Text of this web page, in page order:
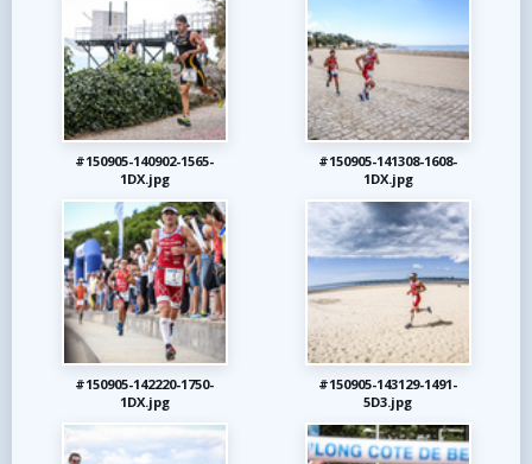
#150905-140902-1565-
1DX.jpg
#150905-141308-1608-
1DX.jpg
#150905-142220-1750-
1DX.jpg
#150905-143129-1491-
5D3.jpg